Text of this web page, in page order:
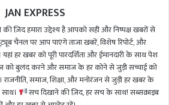
JAN EXPRESS
ज़िद हमारा उद्देश्य है आपको सही और निष्पक्ष खबरों से
चैनल पर आप पाएंगे ताजा खबरें, विशेष रिपोर्ट, और
हर खबर को पूरी पारदर्शिता और ईमानदारी के साथ पेश
को बुलंद करने और समाज के हर कोने से जुड़ी सच्चाई को
राजनीति, समाज, शिक्षा, और मनोरंजन से जुड़ी हर खबर के
सच दिखाने की ज़िद, हर सच के साथ! सब्सक्राइब